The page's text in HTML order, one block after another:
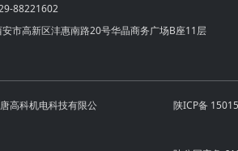
88221602
市高新区沣惠南路20号华晶商务广场B座11层
高科机电科技有限公 陕ICP备